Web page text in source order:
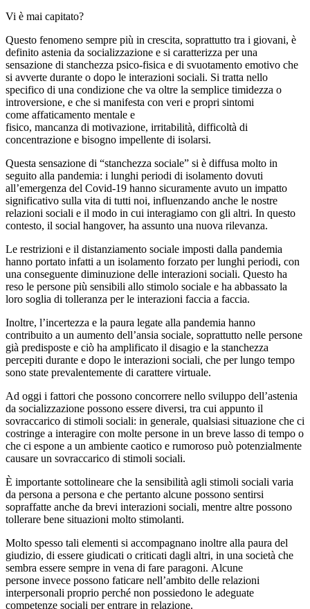
Vi è mai capitato?
Questo fenomeno sempre più in crescita, soprattutto tra i giovani, è
definito astenia da socializzazione e si caratterizza per una
sensazione di stanchezza psico-fisica e di svuotamento emotivo che
si avverte durante o dopo le interazioni sociali. Si tratta nello
specifico di una condizione che va oltre la semplice timidezza o
introversione, e che si manifesta con veri e propri sintomi
come affaticamento mentale e
fisico, mancanza di motivazione, irritabilità, difficoltà di
concentrazione e bisogno impellente di isolarsi.
Questa sensazione di “stanchezza sociale” si è diffusa molto in
seguito alla pandemia: i lunghi periodi di isolamento dovuti
all’emergenza del Covid-19 hanno sicuramente avuto un impatto
significativo sulla vita di tutti noi, influenzando anche le nostre
relazioni sociali e il modo in cui interagiamo con gli altri. In questo
contesto, il social hangover, ha assunto una nuova rilevanza.
Le restrizioni e il distanziamento sociale imposti dalla pandemia
hanno portato infatti a un isolamento forzato per lunghi periodi, con
una conseguente diminuzione delle interazioni sociali. Questo ha
reso le persone più sensibili allo stimolo sociale e ha abbassato la
loro soglia di tolleranza per le interazioni faccia a faccia.
Inoltre, l’incertezza e la paura legate alla pandemia hanno
contribuito a un aumento dell’ansia sociale, soprattutto nelle persone
già predisposte e ciò ha amplificato il disagio e la stanchezza
percepiti durante e dopo le interazioni sociali, che per lungo tempo
sono state prevalentemente di carattere virtuale.
Ad oggi i fattori che possono concorrere nello sviluppo dell’astenia
da socializzazione possono essere diversi, tra cui appunto il
sovraccarico di stimoli sociali: in generale, qualsiasi situazione che ci
costringe a interagire con molte persone in un breve lasso di tempo o
che ci espone a un ambiente caotico e rumoroso può potenzialmente
causare un sovraccarico di stimoli sociali.
È importante sottolineare che la sensibilità agli stimoli sociali varia
da persona a persona e che pertanto alcune possono sentirsi
sopraffatte anche da brevi interazioni sociali, mentre altre possono
tollerare bene situazioni molto stimolanti.
Molto spesso tali elementi si accompagnano inoltre alla paura del
giudizio, di essere giudicati o criticati dagli altri, in una società che
sembra essere sempre in vena di fare paragoni. Alcune
persone invece possono faticare nell’ambito delle relazioni
interpersonali proprio perché non possiedono le adeguate
competenze sociali per entrare in relazione.